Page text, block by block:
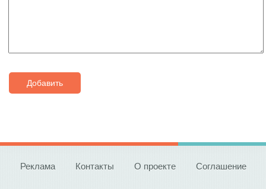
Добавить
Реклама Контакты О проекте Соглашение